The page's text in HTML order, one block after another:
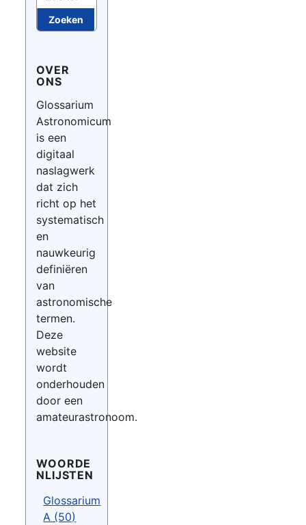
Zoeken
OVER
ONS
Glossarium
Astronomicum
is een
digitaal
naslagwerk
dat zich
richt op het
systematisch
en
nauwkeurig
definiëren
van
astronomische
termen.
Deze
website
wordt
onderhouden
door een
amateurastronoom.
WOORDE
NLIJSTEN
Glossarium
A (50)